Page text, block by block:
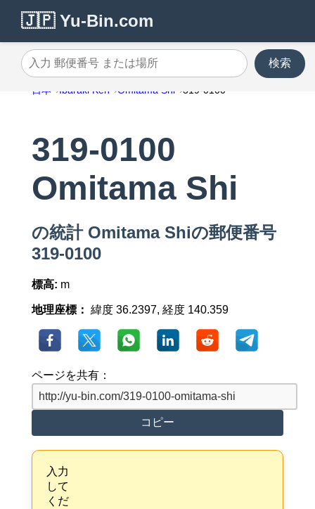
🇯🇵 Yu-Bin.com
入力 郵便番号 または場所
検索
日本 Ibaraki Ken Omitama Shi 319-0100
319-0100
Omitama Shi
の統計 Omitama Shiの郵便番号
319-0100
標高: m
地理座標： 緯度 36.2397, 経度 140.359
ページを共有：
コピー
入力
して
くだ